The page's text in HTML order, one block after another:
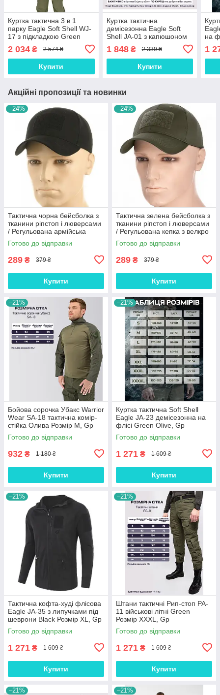
Куртка тактична 3 в 1
парку Eagle Soft Shell WJ-
17 з підкладкою Green
2 034 ₴ 2 574 ₴
Купити
Куртка тактична
демісезонна Eagle Soft
Shell JA-01 з капюшоном
1 848₴ 2 339 ₴
Купити
на
1
Акційні пропозиції та новинки
–24%
Тактична чорна бейсболка з
тканини ріпстоп і люверсами
/ Регульована армійська
кепка з велкро панелями
Готово до відправки
289 ₴ 379 ₴
Купити
–24%
Тактична зелена бейсболка з
тканини ріпстоп і люверсами
/ Регульована кепка з велкро
панелями для шевронів
Готово до відправки
289 ₴ 379 ₴
Купити
–21%
Бойова сорочка Убакс Warrior
Wear SA-18 тактична комір-
стійка Олива Розмір M, Gp
Готово до відправки
932 ₴ 1 180 ₴
Купити
–21%
Куртка тактична Soft Shell
Eagle JA-23 демісезонна на
флісі Green Olive, Gp
Готово до відправки
1 271 ₴ 1 609 ₴
Купити
–21%
Тактична кофта-худі флісова
Eagle JA-35 з липучками під
шеврони Black Розмір XL, Gp
Готово до відправки
1 271 ₴ 1 609 ₴
Купити
–21%
Штани тактичні Рип-стоп PA-
11 військові літні Green
Розмір XXXL, Gp
Готово до відправки
1 271 ₴ 1 609 ₴
Купити
–21% –21%